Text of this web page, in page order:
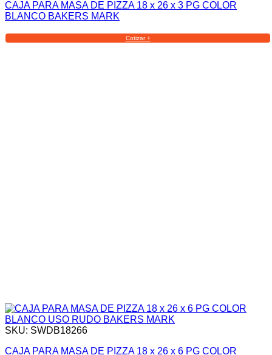
CAJA PARA MASA DE PIZZA 18 x 26 x 3 PG COLOR
BLANCO BAKERS MARK
Cotizar +
SKU: SWDB18266
CAJA PARA MASA DE PIZZA 18 x 26 x 6 PG COLOR